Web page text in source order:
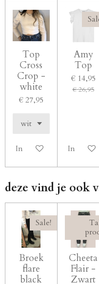
Top
Cross
Crop -
white
€ 27,95
In winkelwagen
Amy
Top
€ 14,95
€ 26,95
In
deze vind je ook
Sale!
Broek
flare
black
Cheeta
Flair -
Zwart